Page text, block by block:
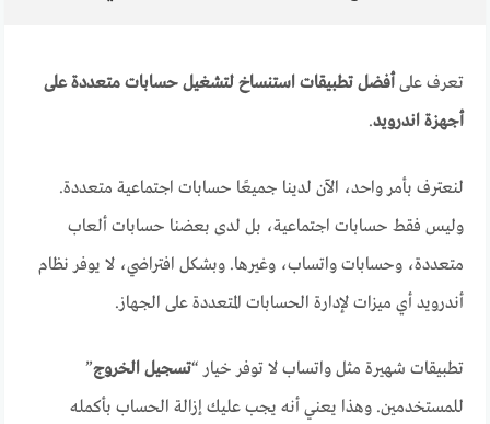
تعرف علىأفضل تطبيقات استنساخ لتشغيل حسابات متعددة على
أجهزة اندرويد.
لنعترف بأمر واحد، الآن لدينا جميعًا حسابات اجتماعية متعددة.
وليس فقط حسابات اجتماعية، بل لدى بعضنا حسابات ألعاب
متعددة، وحسابات واتساب، وغيرها. وبشكل افتراضي، لا يوفر نظام
أندرويد أي ميزات لإدارة الحسابات المتعددة على الجهاز.
تطبيقات شهيرة مثل واتساب لا توفر خيار “تسجيل الخروج”
للمستخدمين. وهذا يعني أنه يجب عليك إزالة الحساب بأكمله